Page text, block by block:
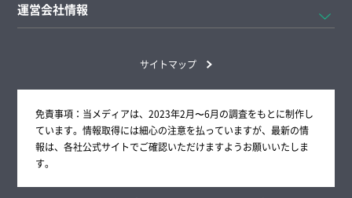
運営会社情報
サイトマップ
免責事項：当メディアは、2023年2月〜6月の調査をもとに制作し
ています。情報取得には細心の注意を払っていますが、最新の情
報は、各社公式サイトでご確認いただけますようお願いいたしま
す。